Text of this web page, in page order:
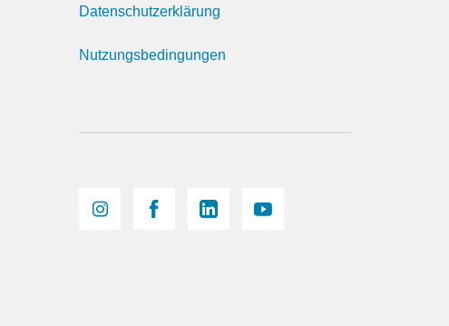
Datenschutzerklärung
Nutzungsbedingungen